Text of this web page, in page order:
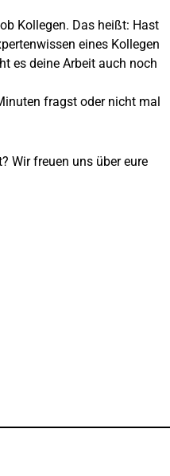
Kollegen. Das heißt: Hast
eines Kollegen
es deine Arbeit auch noch
fragst oder nicht mal
Wir freuen uns über eure